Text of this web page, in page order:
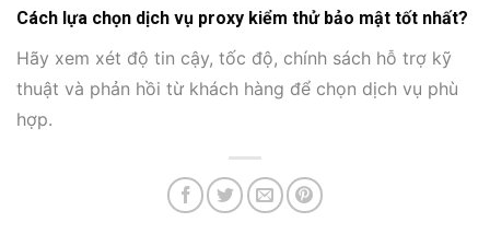
Cách lựa chọn dịch vụ proxy kiểm thử bảo mật tốt nhất?
Hãy xem xét độ tin cậy, tốc độ, chính sách hỗ trợ kỹ
thuật và phản hồi từ khách hàng để chọn dịch vụ phù
hợp.